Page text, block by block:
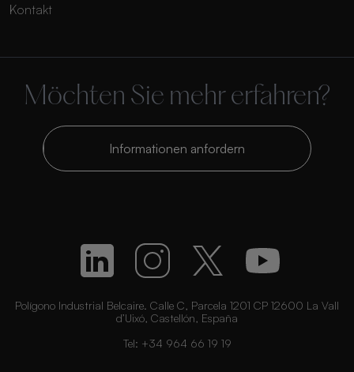
Kontakt
Möchten Sie mehr erfahren?
Informationen anfordern
Polígono Industrial Belcaire. Calle C, Parcela 1201 CP 12600 La Vall
d’Uixó, Castellón, España
Tel: +34 964 66 19 19